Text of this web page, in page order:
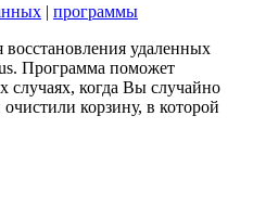
| программы
удаленных
Программа поможет
случаях, когда Вы случайно
корзину, в которой